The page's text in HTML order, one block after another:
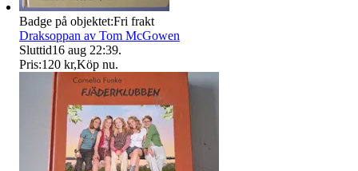
Badge på objektet:Fri frakt
Draksoppan av Tom McGowen
Sluttid16 aug 22:39.
Pris:120 kr,Köp nu.